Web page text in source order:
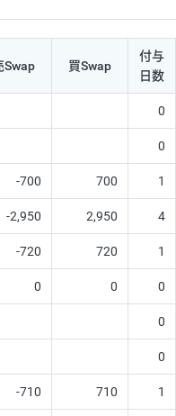
Swap 買Swap
付与
日数
0
0
-700 700 1
-2,950 2,950 4
-720 720 1
0 0 0
0
0
-710 710 1